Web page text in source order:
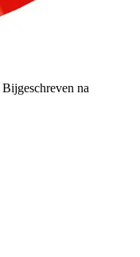
Bijgeschreven na